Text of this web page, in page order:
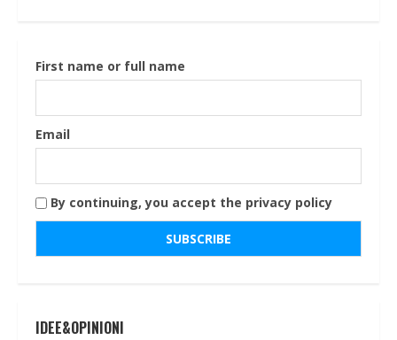
First name or full name
Email
By continuing, you accept the privacy policy
IDEE&OPINIONI